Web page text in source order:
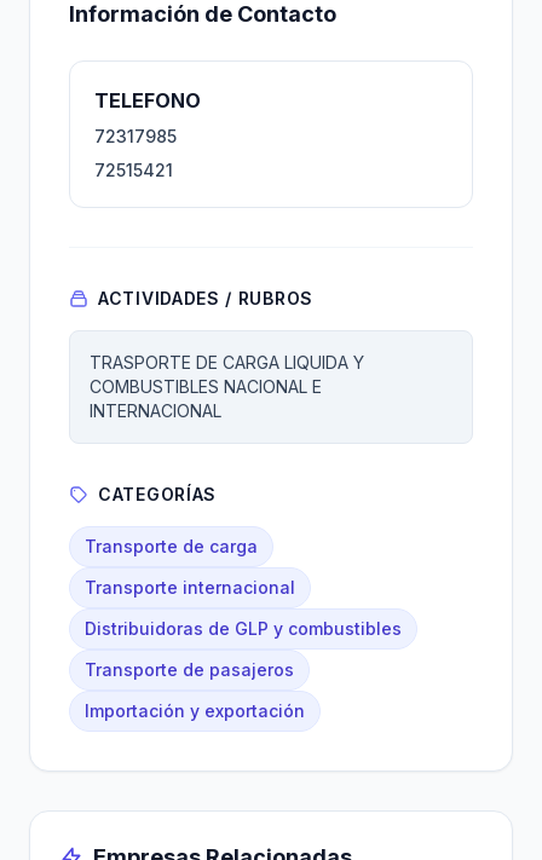
Información de Contacto
TELEFONO
72317985
72515421
ACTIVIDADES / RUBROS
TRASPORTE DE CARGA LIQUIDA Y
COMBUSTIBLES NACIONAL E
INTERNACIONAL
CATEGORÍAS
Transporte de carga
Transporte internacional
Distribuidoras de GLP y combustibles
Transporte de pasajeros
Importación y exportación